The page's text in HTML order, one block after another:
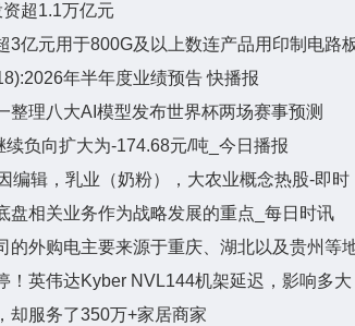
超1.1万亿元
3亿元用于800G及以上数连产品用印制电路
年半年度业绩预告 快播报
整理八大AI模型发布世界杯两场赛事预测
负向扩大为-174.68元/吨_今日播报
编辑，乳业（奶粉），大农业概念热股-即时
盘相关业务作为战略发展的重点_每日时讯
的外购电主要来源于重庆、湖北以及贵州等
！英伟达Kyber NVL144机架延迟，影响多大
却服务了350万+家居商家